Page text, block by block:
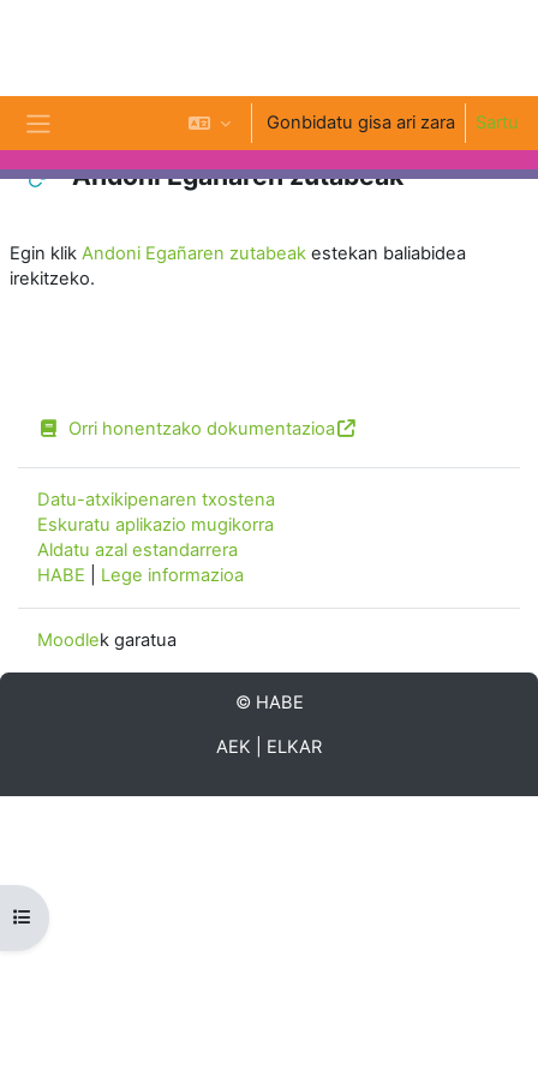
Alboko panela
Gonbidatu gisa ari zara Sartu
Zabaldu ikastaroaren aurkibidea
Andoni Egañaren zutabeak
Egin klik Andoni Egañaren zutabeak estekan baliabidea
irekitzeko.
Orri honentzako dokumentazioa
Datu-atxikipenaren txostena
Eskuratu aplikazio mugikorra
Aldatu azal estandarrera
HABE
Lege informazioa
Moodlek garatua
© HABE
AEK ELKAR